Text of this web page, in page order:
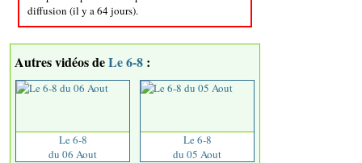
diffusion (il y a 64 jours).
Autres vidéos deLe 6-8 :
Le 6-8
du 06 Aout
Le 6-8
du 05 Aout